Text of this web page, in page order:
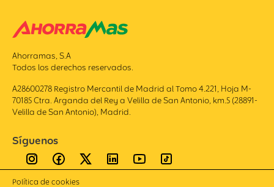
Ahorramas, S.A
Todos los derechos reservados.
A28600278 Registro Mercantil de Madrid al Tomo 4.221, Hoja M-
70185 Ctra. Arganda del Rey a Velilla de San Antonio, km.5 (28891-
Velilla de San Antonio), Madrid.
Síguenos
Política de cookies